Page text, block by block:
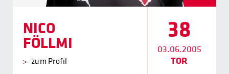
NICO
FÖLLMI
zum Profil
38
03.06.2005
TOR